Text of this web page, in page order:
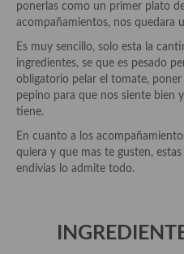
Historia de la gastronomía,
historias culinarias y otras
Origen y evolución de la
Protocolo y buenas maneras.
Viajes eno-gastro-turísticos
Las opiniones de la «Cocinera»
ponerlas como un primer plato
acompañamientos, nos quedara
Es muy sencillo, solo esta la
ingredientes, se que es pesado
obligatorio pelar el tomate, poner
pepino para que nos siente bien
tiene.
En cuanto a los
quiera y que mas te gusten,
endivias lo admite todo.